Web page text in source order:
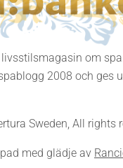
om
2008 och ges
Sweden, All rights
med glädje av